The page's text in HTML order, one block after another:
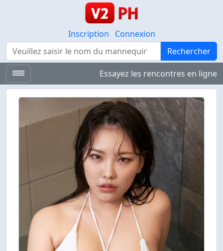
Inscription
Connexion
Rechercher
Rechercher
Essayez les rencontres en ligne